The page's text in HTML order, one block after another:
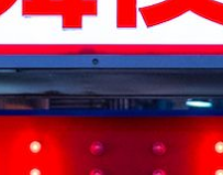
て明かした日本代表監督に...
山凌輝 #高市早苗 #後藤
#池上彰